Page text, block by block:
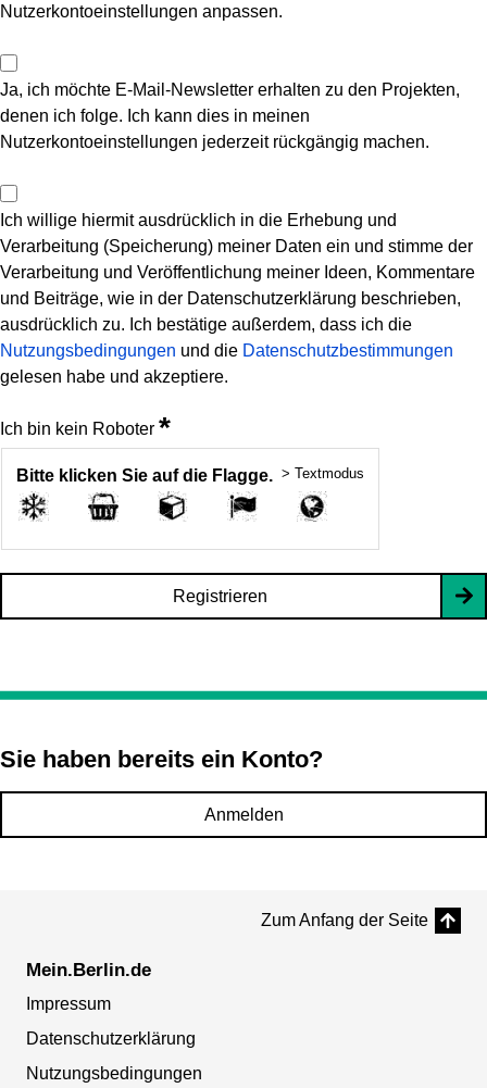
Nutzerkontoeinstellungen anpassen.
Ja, ich möchte E-Mail-Newsletter erhalten zu den Projekten,
denen ich folge. Ich kann dies in meinen
Nutzerkontoeinstellungen jederzeit rückgängig machen.
Ich willige hiermit ausdrücklich in die Erhebung und
Verarbeitung (Speicherung) meiner Daten ein und stimme der
Verarbeitung und Veröffentlichung meiner Ideen, Kommentare
und Beiträge, wie in der Datenschutzerklärung beschrieben,
ausdrücklich zu. Ich bestätige außerdem, dass ich die
Nutzungsbedingungen und die Datenschutzbestimmungen
gelesen habe und akzeptiere.
Ich bin kein Roboter *
Bitte klicken Sie auf die Flagge. > Textmodus
Registrieren
Sie haben bereits ein Konto?
Anmelden
Zum Anfang der Seite
Mein.Berlin.de
Impressum
Datenschutzerklärung
Nutzungsbedingungen